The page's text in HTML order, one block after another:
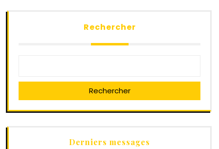
Rechercher
Rechercher
Derniers messages